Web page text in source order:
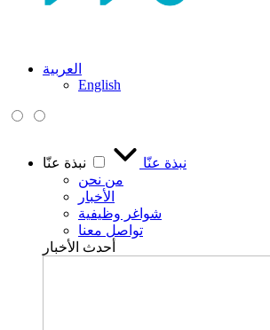
العربية
English
نبذة عنّا
نبذة عنّا
من نحن
الأخبار
شواغر وظيفية
تواصل معنا
أحدث الأخبار